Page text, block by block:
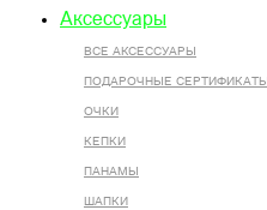
Аксессуары
ВСЕ AКСЕССУАРЫ
ПОДАРОЧНЫЕ СЕРТИФИКАТЫ
ОЧКИ
КЕПКИ
ПАНАМЫ
ШАПКИ